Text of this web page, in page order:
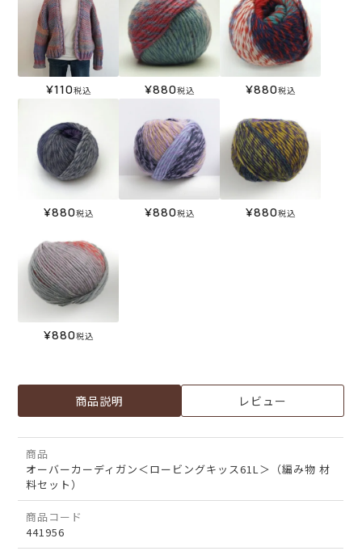
¥110税込 ¥880税込 ¥880税込
¥880税込 ¥880税込 ¥880税込
¥880税込
商品説明 レビュー
商品
オーバーカーディガン＜ロービングキッス61L＞（編み物 材
料セット）
商品コード
441956